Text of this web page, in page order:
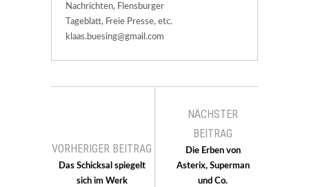
Nachrichten, Flensburger
Tageblatt, Freie Presse, etc.
klaas.buesing@gmail.com
VORHERIGER BEITRAG
Das Schicksal spiegelt
sich im Werk
NÄCHSTER
BEITRAG
Die Erben von
Asterix, Superman
und Co.